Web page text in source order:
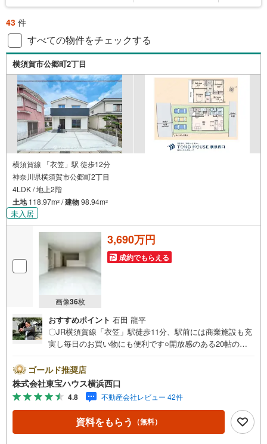
43 件
すべての物件をチェックする
横須賀市公郷町2丁目
横須賀線 「衣笠」駅 徒歩12分
神奈川県横須賀市公郷町2丁目
4LDK / 地上2階
土地118.97m2 /建物98.94m2
未入居
画像36枚
3,690万円
成約でもらえる
おすすめポイント 石田 龍平
〇JR横須賀線「衣笠」駅徒歩11分、駅前には商業施設も充
実し毎日のお買い物にも便利です○開放感のある20帖のリ
見事に調和した住空間○南北両面道路に接道、陽当たりと開
放感を得らえる立地ーーーーYahoo！ 不動産キャンペーン
対象店舗ーーーー当店で物件を成約するとPayPayボーナス
ライトがもらえる「Yahoo！ 不動産 物件ご成約キャンペー
ン」の対象になります。「資料をもらう」「見学予約をす
る」ボタンからお問い合わせください。※必ずYahoo！ JAP
ゴールド推奨店
株式会社東宝ハウス横浜西口
4.8 不動産会社レビュー 42件
資料をもらう （無料）